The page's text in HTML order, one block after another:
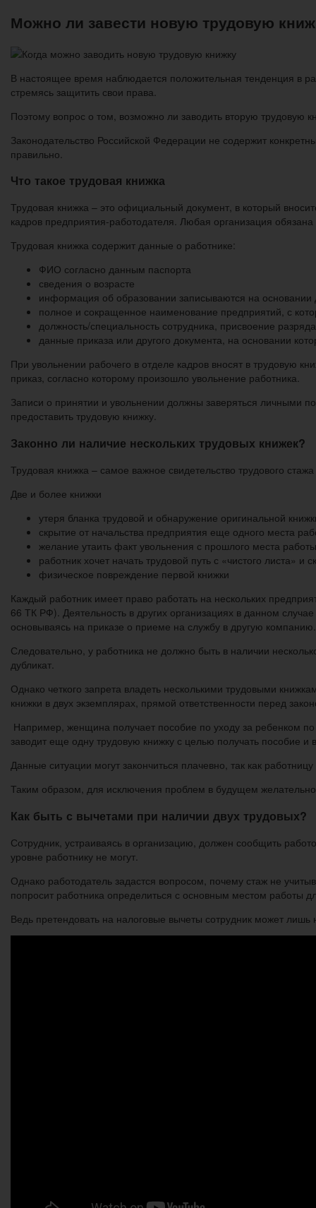
Можно ли завести новую трудовую
В настоящее время наблюдается положительная тенденция в
стремясь защитить свои права.
Поэтому вопрос о том, возможно ли заводить вторую трудовую
Законодательство Российской Федерации не содержит
правильно.
Что такое трудовая книжка
Трудовая книжка – это официальный документ, в который
кадров предприятия-работодателя. Любая организация
Трудовая книжка содержит данные о работнике:
ФИО согласно данным паспорта
сведения о возрасте
информация об образовании записываются на основании
полное и сокращенное наименование предприятий, с
должность/специальность сотрудника, присвоение разряда
данные приказа или другого документа, на основании
При увольнении рабочего в отделе кадров вносят в трудовую
приказ, согласно которому произошло увольнение работника.
Записи о принятии и увольнении должны заверяться личными
предоставить трудовую книжку.
Законно ли наличие нескольких трудовых книжек?
Трудовая книжка – самое важное свидетельство трудового
Две и более книжки
утеря бланка трудовой и обнаружение оригинальной
скрытие от начальства предприятия еще одного места
желание утаить факт увольнения с прошлого места
работник хочет начать трудовой путь с «чистого листа»
физическое повреждение первой книжки
Каждый работник имеет право работать на нескольких
66 ТК РФ). Деятельность в других организациях в данном
основываясь на приказе о приеме на службу в другую компанию.
Следовательно, у работника не должно быть в наличии
дубликат.
Однако четкого запрета владеть несколькими трудовыми
книжки в двух экземплярах, прямой ответственности перед
Например, женщина получает пособие по уходу за ребенком
заводит еще одну трудовую книжку с целью получать пособие
Данные ситуации могут закончиться плачевно, так как
Таким образом, для исключения проблем в будущем
Как быть с вычетами при наличии двух трудовых?
Сотрудник, устраиваясь в организацию, должен сообщить
уровне работнику не могут.
Однако работодатель задастся вопросом, почему стаж не
попросит работника определиться с основным местом работы
Ведь претендовать на налоговые вычеты сотрудник может